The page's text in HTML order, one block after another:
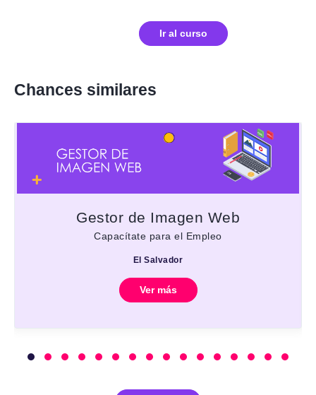
Ir al curso
Chances similares
Gestor de Imagen Web
Capacítate para el Empleo
El Salvador
Ver más